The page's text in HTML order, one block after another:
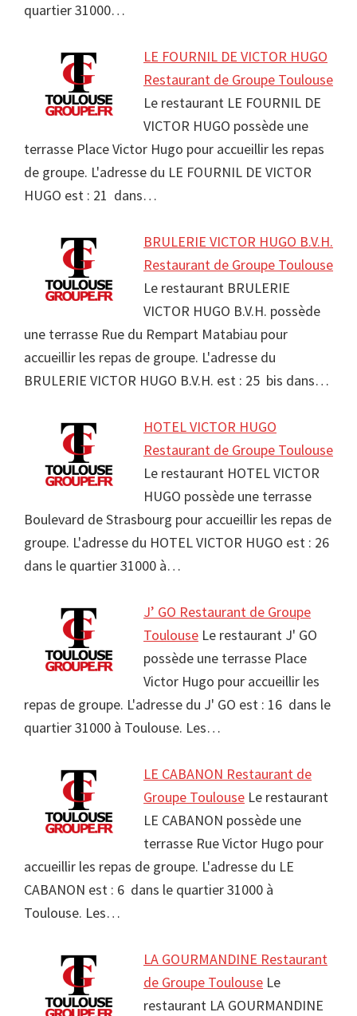
quartier 31000…
LE FOURNIL DE VICTOR HUGO
Restaurant de Groupe Toulouse
Le restaurant LE FOURNIL DE
VICTOR HUGO possède une
terrasse Place Victor Hugo pour accueillir les repas
de groupe. L'adresse du LE FOURNIL DE VICTOR
HUGO est : 21 dans…
BRULERIE VICTOR HUGO B.V.H.
Restaurant de Groupe Toulouse
Le restaurant BRULERIE
VICTOR HUGO B.V.H. possède
une terrasse Rue du Rempart Matabiau pour
accueillir les repas de groupe. L'adresse du
BRULERIE VICTOR HUGO B.V.H. est : 25 bis dans…
HOTEL VICTOR HUGO
Restaurant de Groupe Toulouse
Le restaurant HOTEL VICTOR
HUGO possède une terrasse
Boulevard de Strasbourg pour accueillir les repas de
groupe. L'adresse du HOTEL VICTOR HUGO est : 26
dans le quartier 31000 à…
J’ GO Restaurant de Groupe
Toulouse Le restaurant J' GO
possède une terrasse Place
Victor Hugo pour accueillir les
repas de groupe. L'adresse du J' GO est : 16 dans le
quartier 31000 à Toulouse. Les…
LE CABANON Restaurant de
Groupe Toulouse Le restaurant
LE CABANON possède une
terrasse Rue Victor Hugo pour
accueillir les repas de groupe. L'adresse du LE
CABANON est : 6 dans le quartier 31000 à
Toulouse. Les…
LA GOURMANDINE Restaurant
de Groupe Toulouse Le
restaurant LA GOURMANDINE